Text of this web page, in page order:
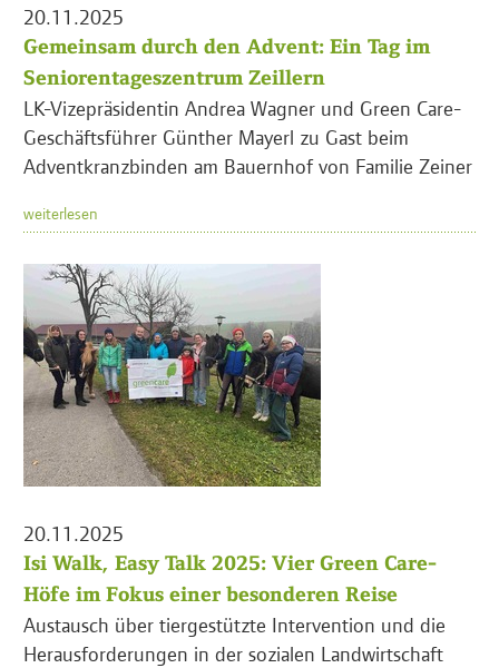
20.11.2025
Gemeinsam durch den Advent: Ein Tag im
Seniorentageszentrum Zeillern
LK-Vizepräsidentin Andrea Wagner und Green Care-
Geschäftsführer Günther Mayerl zu Gast beim
Adventkranzbinden am Bauernhof von Familie Zeiner
weiterlesen
20.11.2025
Isi Walk, Easy Talk 2025: Vier Green Care-
Höfe im Fokus einer besonderen Reise
Austausch über tiergestützte Intervention und die
Herausforderungen in der sozialen Landwirtschaft